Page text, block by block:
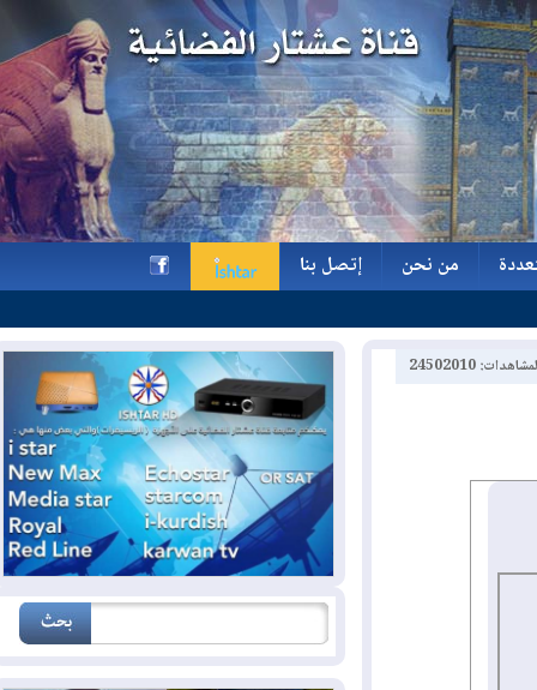
من نحن
إتصل بنا
h